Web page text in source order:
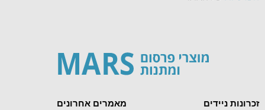
מאמרים אחרונים
זכרונות ניידים